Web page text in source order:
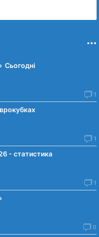
Сьогодні
1
1
- статистика
1
0